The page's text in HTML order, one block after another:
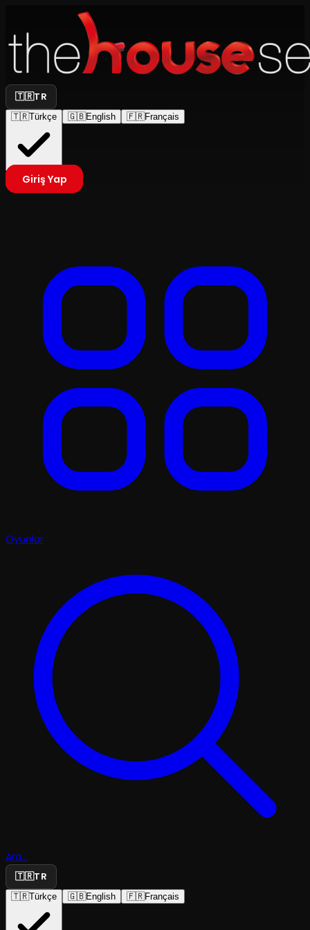
🇹🇷TR
🇹🇷Türkçe 🇬🇧English 🇫🇷Français
Giriş Yap
Oyunlar
Ara...
🇹🇷TR
🇹🇷Türkçe 🇬🇧English 🇫🇷Français